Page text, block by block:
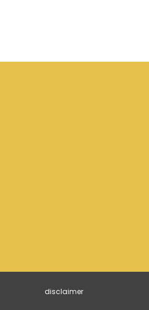
disclaimer